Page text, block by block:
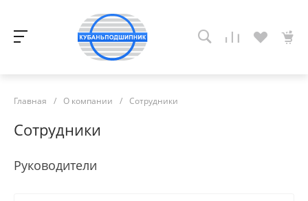
Главная / О компании / Сотрудники
Сотрудники
Руководители